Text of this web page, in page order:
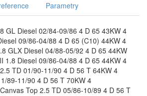
Parametry
GL Diesel 02/84-09/86 4 D 65 43KW 4
09/86-04/88 4 D 65 (C10) 44KW 4
GLX Diesel 04/88-05/92 4 D 65 44KW
1.8 Diesel 09/86-04/88 4 D 65 44KW 4
TD 01/90-11/90 4 D 56 T 64KW 4
89-11/90 4 D 56 T 70KW 4
Top 2.5 TD 05/86-10/89 4 D 56 T